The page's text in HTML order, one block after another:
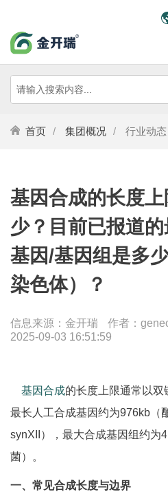
首页 集团概况 行业动态
基因合成的长度
少？目前已报道
基因/基因组是多
染色体）？
信息来源：金开瑞 作者：
2025-09-03 16:51:59
基因合成的长度上限通常以
最长人工合成基因约为976kb（
synXII），最大合成基因组约为
菌）。
一、常见合成长度与边界